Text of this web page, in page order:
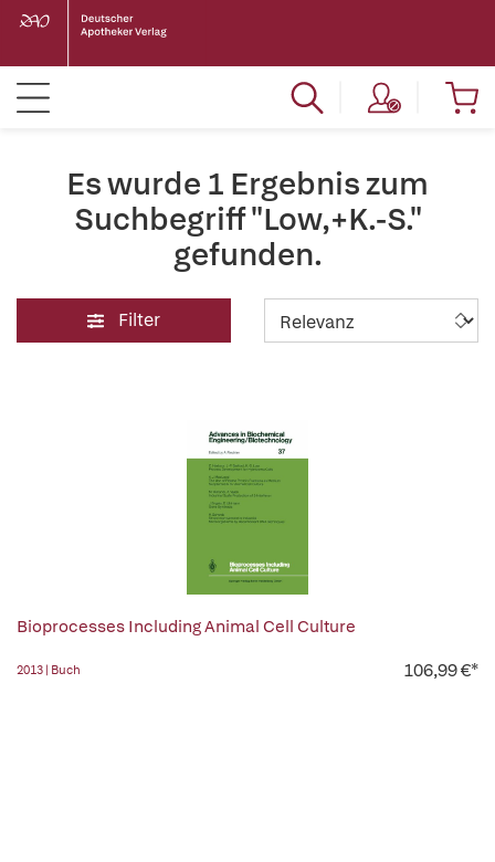
Es wurde 1 Ergebnis zum
Suchbegriff "Low,+K.-S."
gefunden.
Filter
Bioprocesses Including Animal Cell Culture
2013 | Buch 106,99 €*